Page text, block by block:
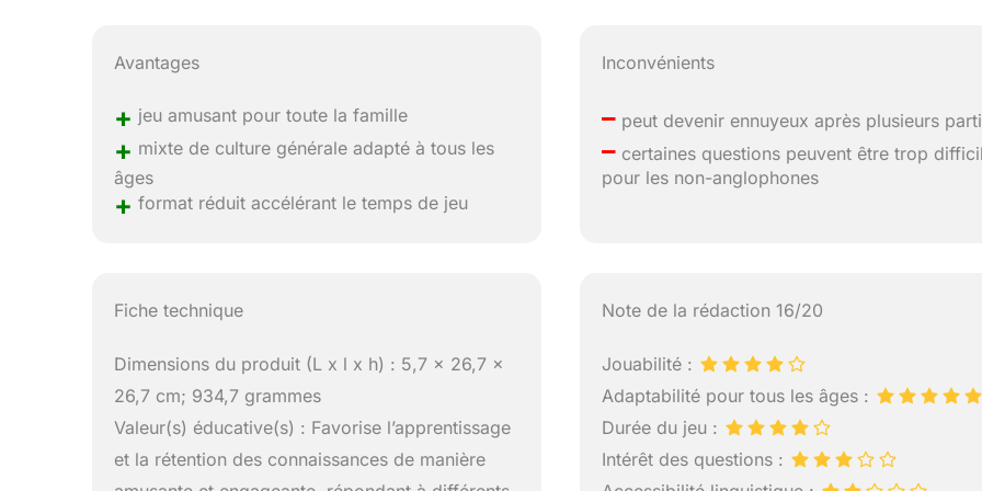
Avantages
+ jeu amusant pour toute la famille
+ mixte de culture générale adapté à tous les
âges
+ format réduit accélérant le temps de jeu
Inconvénients
–peut devenir ennuyeux après plusieurs
–certaines questions peuvent être trop
pour les non-anglophones
Fiche technique
Dimensions du produit (L x l x h) : 5,7 x 26,7 x
26,7 cm; 934,7 grammes
Valeur(s) éducative(s) : Favorise l’apprentissage
et la rétention des connaissances de manière
Note de la rédaction 16/20
Jouabilité :
Adaptabilité pour tous les âges :
Durée du jeu :
Intérêt des questions :